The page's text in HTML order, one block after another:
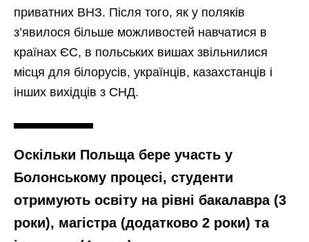
приватних ВНЗ. Після того, як у поляків
з’явилося більше можливостей навчатися в
країнах ЄС, в польських вишах звільнилися
місця для білорусів, українців, казахстанців і
інших вихідців з СНД.
Оскільки Польща бере участь у
Болонському процесі, студенти
отримують освіту на рівні бакалавра (3
роки), магістра (додатково 2 роки) та